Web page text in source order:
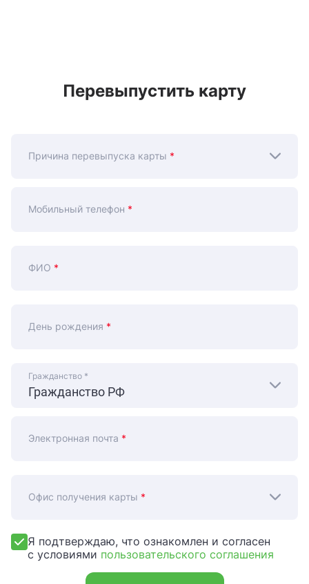
Перевыпустить карту
Причина перевыпуска карты *
Мобильный телефон *
ФИО *
День рождения *
Гражданство *
Электронная почта *
Офис получения карты *
Я подтверждаю, что ознакомлен и согласен
с условиями пользовательского соглашения